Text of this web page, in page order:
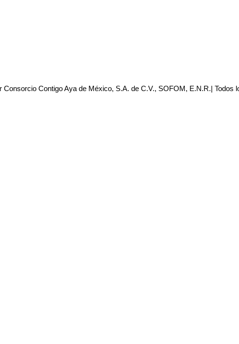
Consorcio Contigo Aya de México, S.A. de C.V., SOFOM, E.N.R.| Todos